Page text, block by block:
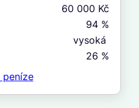
60 000 Kč
94 %
vysoká
26 %
peníze